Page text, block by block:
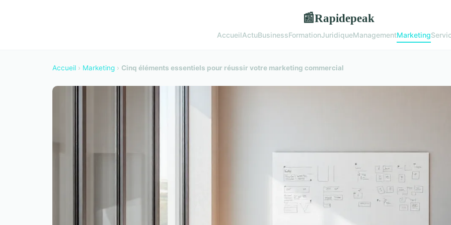
📰Rapidepeak
AccueilActuBusinessFormationJuridiqueManagementMarketing
Accueil › Marketing › Cinq éléments essentiels pour réussir votre marketing commercial